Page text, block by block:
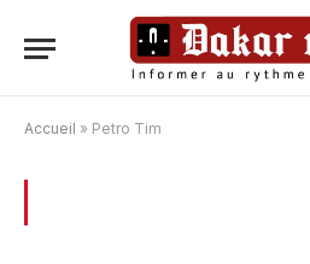
Accueil » Petro Tim